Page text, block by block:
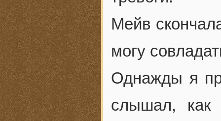
Мейв
могу
Однажды я
слышал, как